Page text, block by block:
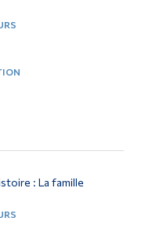
: La famille